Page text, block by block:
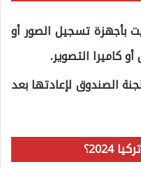
بأجهزة تسجيل الصور أو
كاميرا التصوير.
الصندوق لإعادتها بعد